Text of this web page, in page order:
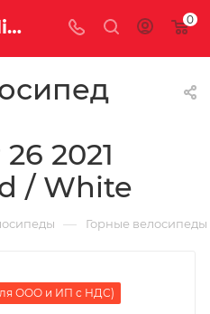
Купить Specialized Rockhopper 26 2021 Gloss Flo Red / White за рублей, а со скидкой 0
2021
/ White
— Горные велосипеды
ООО и ИП с НДС)